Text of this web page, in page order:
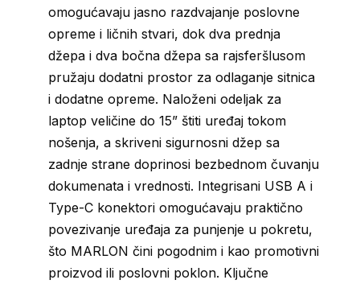
omogućavaju jasno razdvajanje poslovne
opreme i ličnih stvari, dok dva prednja
džepa i dva bočna džepa sa rajsferšlusom
pružaju dodatni prostor za odlaganje sitnica
i dodatne opreme. Naloženi odeljak za
laptop veličine do 15” štiti uređaj tokom
nošenja, a skriveni sigurnosni džep sa
zadnje strane doprinosi bezbednom čuvanju
dokumenata i vrednosti. Integrisani USB A i
Type-C konektori omogućavaju praktično
povezivanje uređaja za punjenje u pokretu,
što MARLON čini pogodnim i kao promotivni
proizvod ili poslovni poklon. Ključne